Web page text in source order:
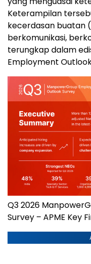
Keterampilan
kecerdasan buatan
berkomunikasi,
terungkap dalam
Employment
Q3 2026
Survey – APME Key